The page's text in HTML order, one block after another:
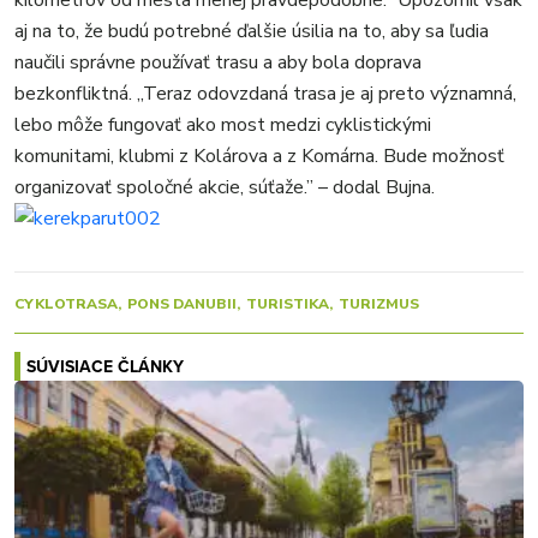
aj na to, že budú potrebné ďalšie úsilia na to, aby sa ľudia
naučili správne používať trasu a aby bola doprava
bezkonfliktná. „Teraz odovzdaná trasa je aj preto významná,
lebo môže fungovať ako most medzi cyklistickými
komunitami, klubmi z Kolárova a z Komárna. Bude možnosť
organizovať spoločné akcie, súťaže.” – dodal Bujna.
CYKLOTRASA PONS DANUBII TURISTIKA TURIZMUS
SÚVISIACE ČLÁNKY